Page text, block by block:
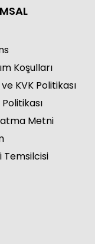
Koşulları
KVK Politikası
Metni
Temsilcisi